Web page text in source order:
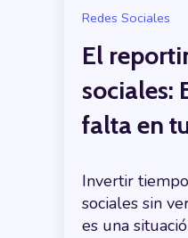
Redes Sociales
El
sociales:
falta en
Invertir
sociales sin
es una